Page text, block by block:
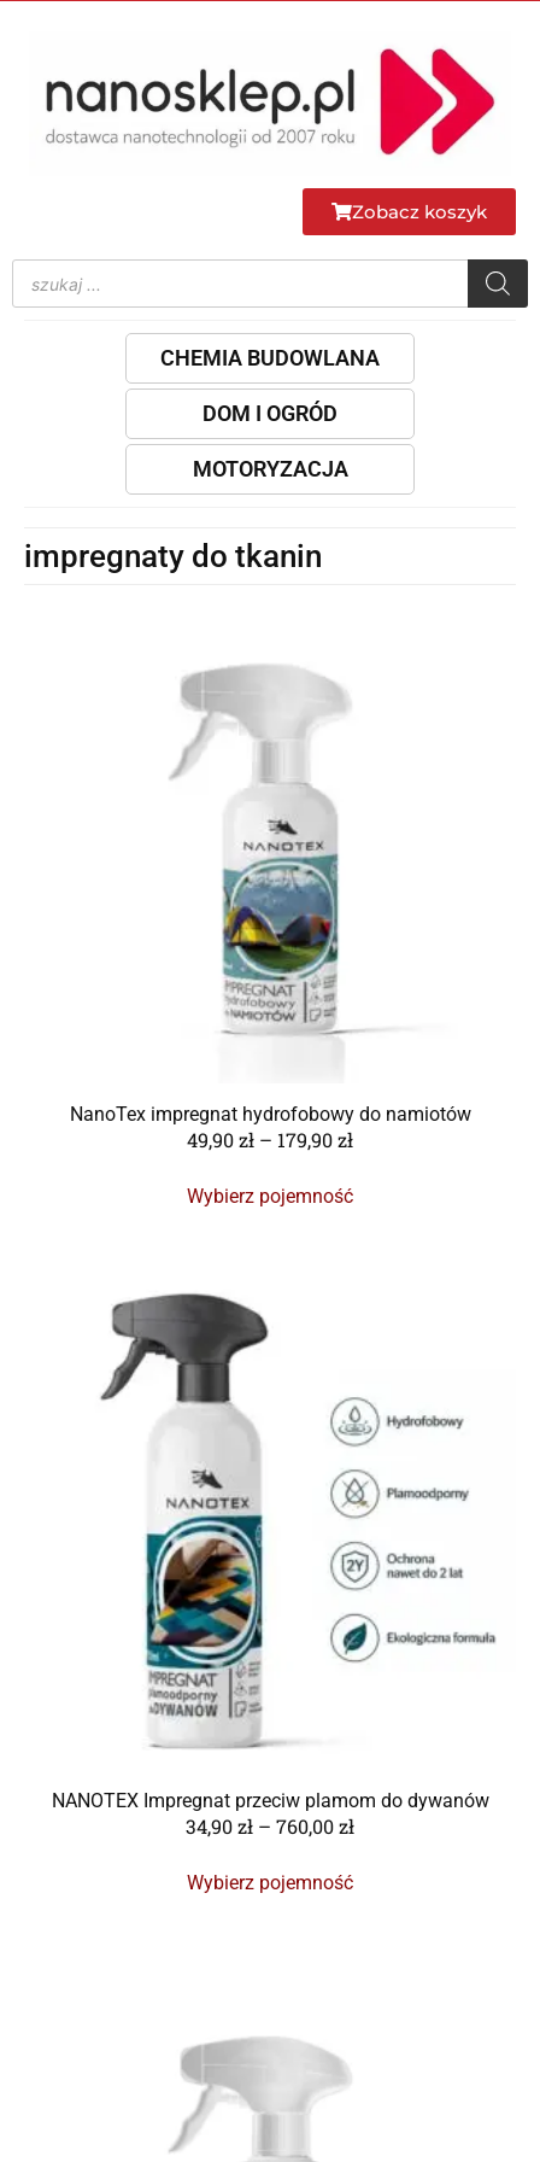
Zobacz koszyk
CHEMIA BUDOWLANA
DOM I OGRÓD
MOTORYZACJA
impregnaty do tkanin
NanoTex impregnat hydrofobowy do namiotów
49,90zł – 179,90zł
Wybierz pojemność
NANOTEX Impregnat przeciw plamom do dywanów
34,90zł – 760,00zł
Wybierz pojemność